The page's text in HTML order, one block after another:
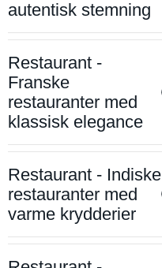
autentisk stemning
Restaurant -
Franske
restauranter med
klassisk elegance
Restaurant - Indiske
restauranter med
varme krydderier